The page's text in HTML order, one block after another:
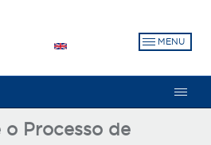
MENU
o Processo de